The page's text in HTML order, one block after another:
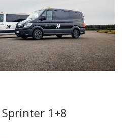
Sprinter 1+8